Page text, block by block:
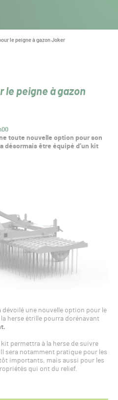
le peigne à gazon Joker
le peigne à gazon
toute nouvelle option pour son
désormais être équipé d’un kit
dévoilé une nouvelle option pour le
herse étrille pourra dorénavant
kit permettra à la herse de suivre
sera notamment pratique pour les
importants, mais aussi pour les
qui ont du relief.